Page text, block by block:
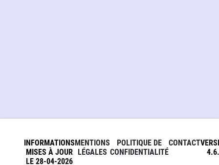
INFORMATIONS
MISES À JOUR
LE 28-04-2026
MENTIONS
LÉGALES
POLITIQUE DE
CONFIDENTIALITÉ
CONTACT